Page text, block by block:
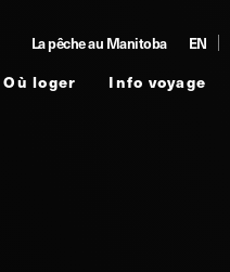
La pêche au Manitoba EN
Où loger Info voyage